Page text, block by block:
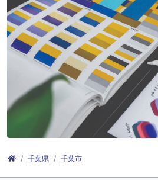
千葉県 千葉市